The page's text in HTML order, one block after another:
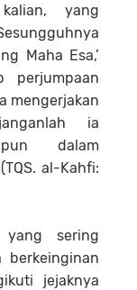
yang
Maha Esa,’
perjumpaan
mengerjakan
ia
dalam
al-Kahfi:
sering
berkeinginan
jejaknya